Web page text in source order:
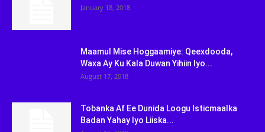
January 18, 2018
Maamul Mise Hoggaamiye: Qeexdooda,
Waxa Ay Ku Kala Duwan Yihiin Iyo...
August 17, 2018
Tobanka Af Ee Dunida Loogu Isticmaalka
Badan Yahay Iyo Liiska...